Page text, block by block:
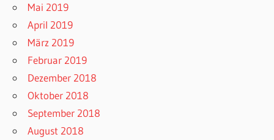
Mai 2019
April 2019
März 2019
Februar 2019
Dezember 2018
Oktober 2018
September 2018
August 2018